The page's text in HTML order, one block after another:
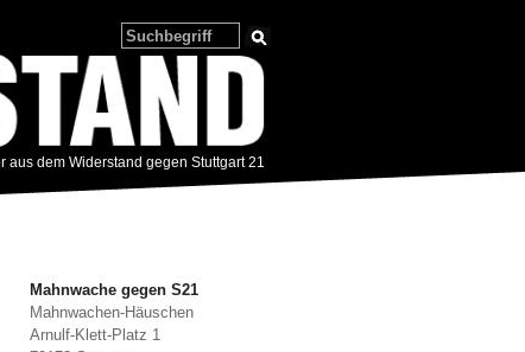
aus dem Widerstand gegen Stuttgart 21
Mahnwache gegen S21
Mahnwachen-Häuschen
Arnulf-Klett-Platz 1